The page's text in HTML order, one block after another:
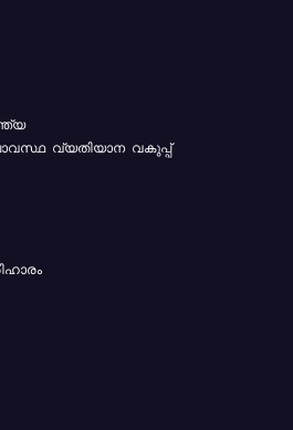
വ്യതിയാന വകുപ്പ്